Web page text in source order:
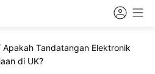
Apakah Tandatangan Elektronik
di UK?